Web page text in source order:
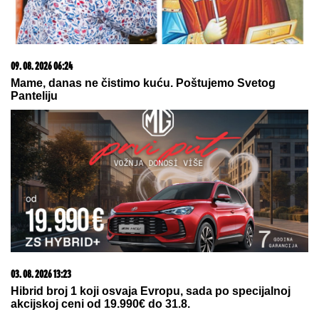
09. 08. 2026 06:24
Mame, danas ne čistimo kuću. Poštujemo Svetog
Panteliju
03. 08. 2026 13:23
Hibrid broj 1 koji osvaja Evropu, sada po specijalnoj
akcijskoj ceni od 19.990€ do 31.8.